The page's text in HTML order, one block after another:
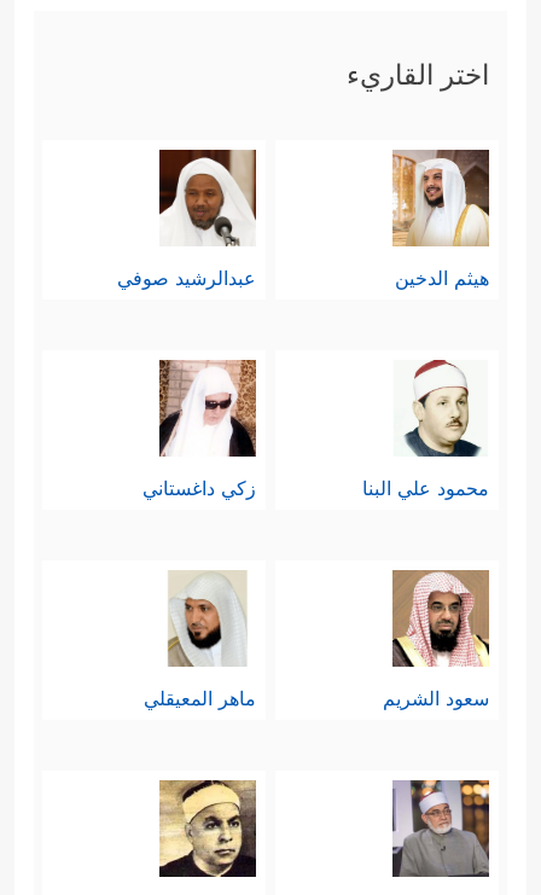
اختر القاريء
هيثم الدخين عبدالرشيد صوفي
محمود علي البنا زكي داغستاني
سعود الشريم ماهر المعيقلي